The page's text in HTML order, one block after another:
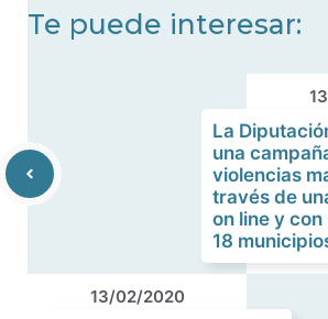
Te puede interesar:
La
una
violencias
través de
on line y con
18
13/02/2020